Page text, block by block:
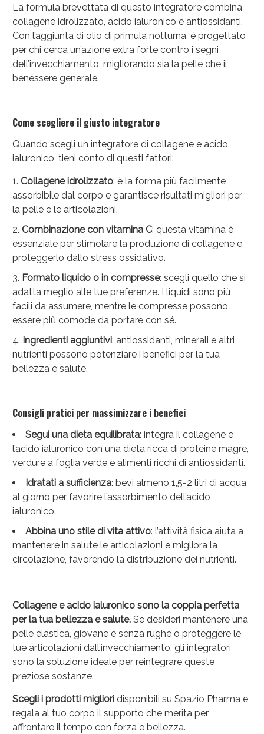
La formula brevettata di questo integratore combina
collagene idrolizzato, acido ialuronico e antiossidanti.
Con l’aggiunta di olio di primula notturna, è progettato
per chi cerca un’azione extra forte contro i segni
dell’invecchiamento, migliorando sia la pelle che il
benessere generale.
Come scegliere il giusto integratore
Quando scegli un integratore di collagene e acido
ialuronico, tieni conto di questi fattori:
Collagene idrolizzato: è la forma più facilmente
assorbibile dal corpo e garantisce risultati migliori per
la pelle e le articolazioni.
Combinazione con vitamina C: questa vitamina è
essenziale per stimolare la produzione di collagene e
proteggerlo dallo stress ossidativo.
Formato liquido o in compresse: scegli quello che si
adatta meglio alle tue preferenze. I liquidi sono più
facili da assumere, mentre le compresse possono
essere più comode da portare con sé.
Ingredienti aggiuntivi: antiossidanti, minerali e altri
nutrienti possono potenziare i benefici per la tua
bellezza e salute.
Consigli pratici per massimizzare i benefici
Segui una dieta equilibrata: integra il collagene e
l’acido ialuronico con una dieta ricca di proteine magre,
verdure a foglia verde e alimenti ricchi di antiossidanti.
Idratati a sufficienza: bevi almeno 1,5-2 litri di acqua
al giorno per favorire l’assorbimento dell’acido
ialuronico.
Abbina uno stile di vita attivo: l’attività fisica aiuta a
mantenere in salute le articolazioni e migliora la
circolazione, favorendo la distribuzione dei nutrienti.
Collagene e acido ialuronico sono la coppia perfetta
per la tua bellezza e salute.Se desideri mantenere una
pelle elastica, giovane e senza rughe o proteggere le
tue articolazioni dall’invecchiamento, gli integratori
sono la soluzione ideale per reintegrare queste
preziose sostanze.
Scegli i prodotti miglioridisponibili su Spazio Pharma e
regala al tuo corpo il supporto che merita per
affrontare il tempo con forza e bellezza.